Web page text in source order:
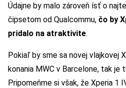
Údajne by malo zároveň ísť o
čipsetom od Qualcommu, čo by
pridalo na atraktivite.
Pokiaľ by sme sa novej vlajkovej
konania MWC v Barcelone, tak je
Pripomeňme si však, že Xperia 1